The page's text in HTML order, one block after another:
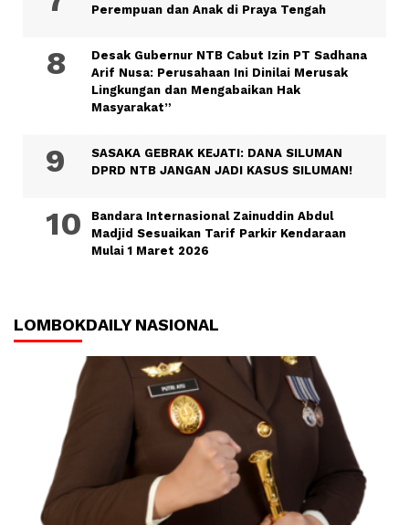
Perempuan dan Anak di Praya Tengah
Desak Gubernur NTB Cabut Izin PT Sadhana
Arif Nusa: Perusahaan Ini Dinilai Merusak
Lingkungan dan Mengabaikan Hak
Masyarakat”
SASAKA GEBRAK KEJATI: DANA SILUMAN
DPRD NTB JANGAN JADI KASUS SILUMAN!
Bandara Internasional Zainuddin Abdul
Madjid Sesuaikan Tarif Parkir Kendaraan
Mulai 1 Maret 2026
LOMBOKDAILY NASIONAL